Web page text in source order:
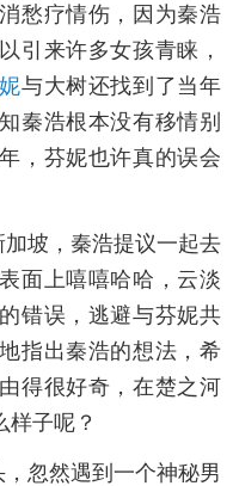
愁疗情伤，因为秦浩
引来许多女孩青睐，
与大树还找到了当年
秦浩根本没有移情别
，芬妮也许真的误会
坡，秦浩提议一起去
面上嘻嘻哈哈，云淡
错误，逃避与芬妮共
指出秦浩的想法，希
得很好奇，在楚之河
样子呢？
忽然遇到一个神秘男